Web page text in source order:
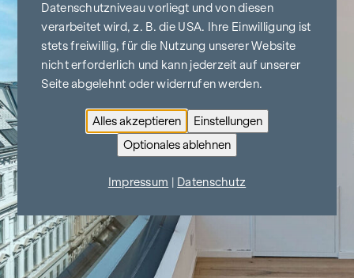
Datenschutzniveau vorliegt und von diesen
verarbeitet wird, z. B. die USA. Ihre Einwilligung ist
stets freiwillig, für die Nutzung unserer Website
nicht erforderlich und kann jederzeit auf unserer
Seite abgelehnt oder widerrufen werden.
Alles akzeptieren
Einstellungen
Optionales ablehnen
Impressum Datenschutz